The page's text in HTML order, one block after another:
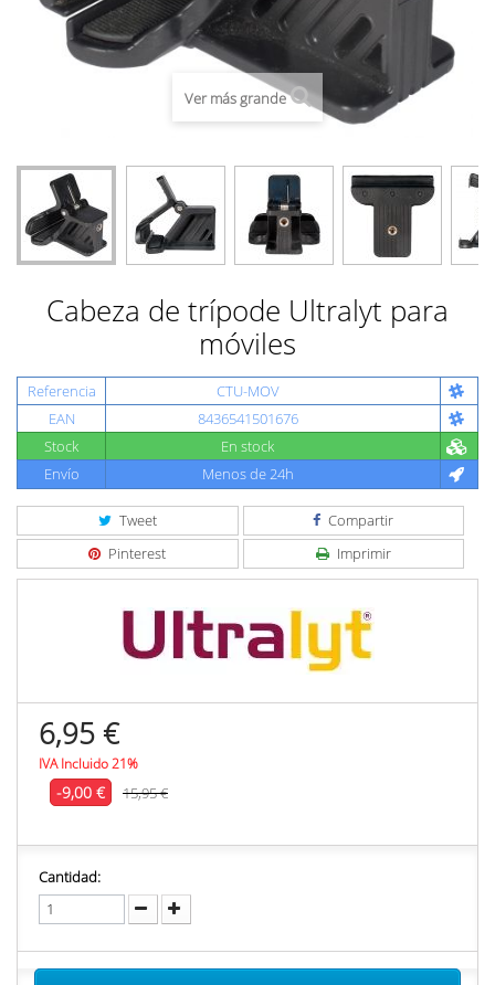
Ver más grande
Cabeza de trípode Ultralyt para
móviles
Referencia
CTU-MOV
EAN
8436541501676
Stock
En stock
Envío
Menos de 24h
Tweet
Compartir
Pinterest
Imprimir
6,95 €
IVA Incluido 21%
-9,00 € 15,95 €
Cantidad: